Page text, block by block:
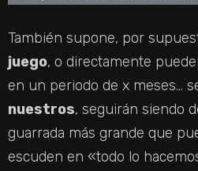
También supone, por
juego, o directamente
en un periodo de x meses…
nuestros, seguirán siendo
guarrada más grande que
escuden en «todo lo